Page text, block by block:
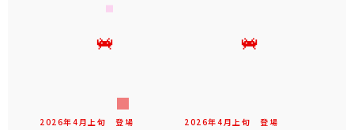
2026年4 月 上旬 登場 2026年4 月 上旬 登場